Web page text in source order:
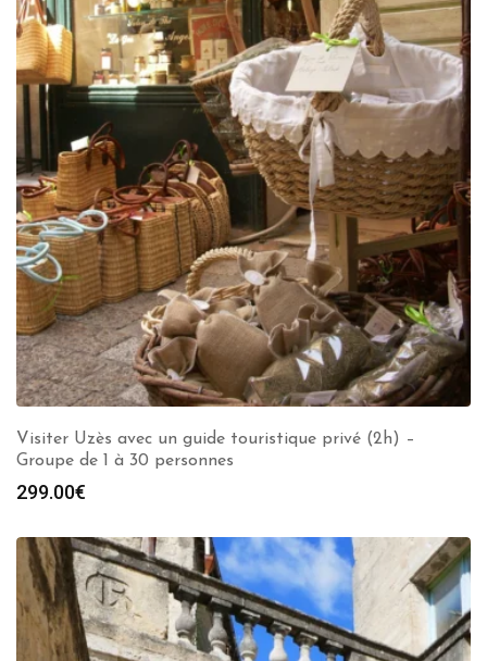
Visiter Uzès avec un guide touristique privé (2h) –
Groupe de 1 à 30 personnes
299.00€